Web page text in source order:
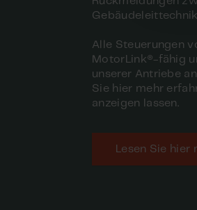
Gebäudeleittechnik.
Alle Steuerungen
MotorLink®-fähig
unserer Antriebe
Sie hier mehr
anzeigen lassen.
Lesen Sie hier